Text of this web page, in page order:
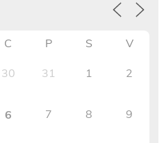
C P S V
30 31 1 2
6 7 8 9